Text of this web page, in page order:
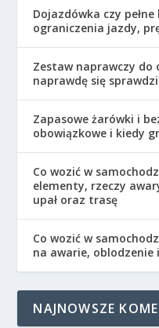
Dojazdówka czy pełne
ograniczenia jazdy,
Zestaw naprawczy do
naprawdę się
Zapasowe żarówki i
obowiązkowe i kiedy
Co wozić w
elementy, rzeczy
upał oraz trasę
Co wozić w
na awarie, oblodzenie
NAJNOWSZE